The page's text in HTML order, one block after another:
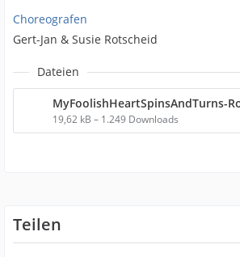
Choreografen
Gert-Jan & Susie Rotscheid
Dateien
MyFoolishHeartSpinsAndTurns-
19,62 kB – 1.249 Downloads
Teilen